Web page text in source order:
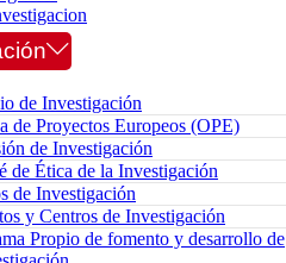
de Investigación
de Proyectos Europeos (OPE)
de Investigación
de Ética de la Investigación
de Investigación
y Centros de Investigación
Propio de fomento y desarrollo de